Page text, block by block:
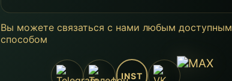
Вы можете связаться с нами любым доступным
способом